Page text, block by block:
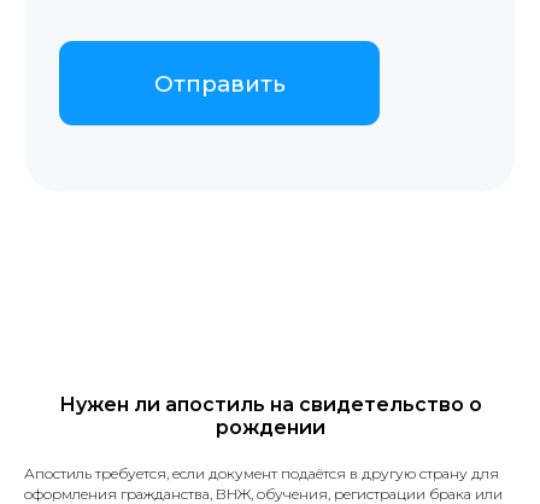
Нужен ли апостиль на свидетельство о
рождении
Апостиль требуется, если документ подаётся в другую страну для
оформления гражданства, ВНЖ, обучения, регистрации брака или